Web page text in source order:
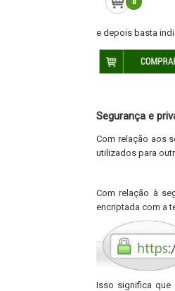
e depois basta
Segurança e
Com relação aos
utilizados para
Com relação à
encriptada com a
Isso significa que